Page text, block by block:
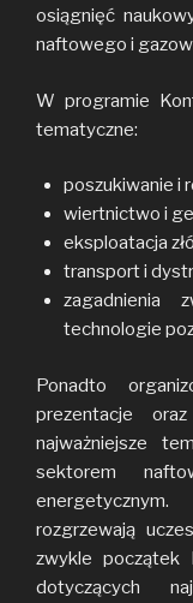
osiągnięć
naftowego i
W programie
tematyczne:
poszukiwanie i
wiertnictwo i
eksploatacja
transport i
zagadnienia
technologie
Ponadto
prezentacje
najważniejsze
sektorem
rozgrzewają
zwykle początek
dotyczących